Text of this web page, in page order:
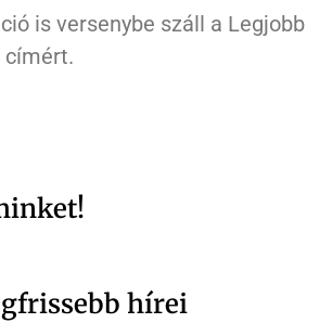
is versenybe száll a Legjobb
címért.
hírei